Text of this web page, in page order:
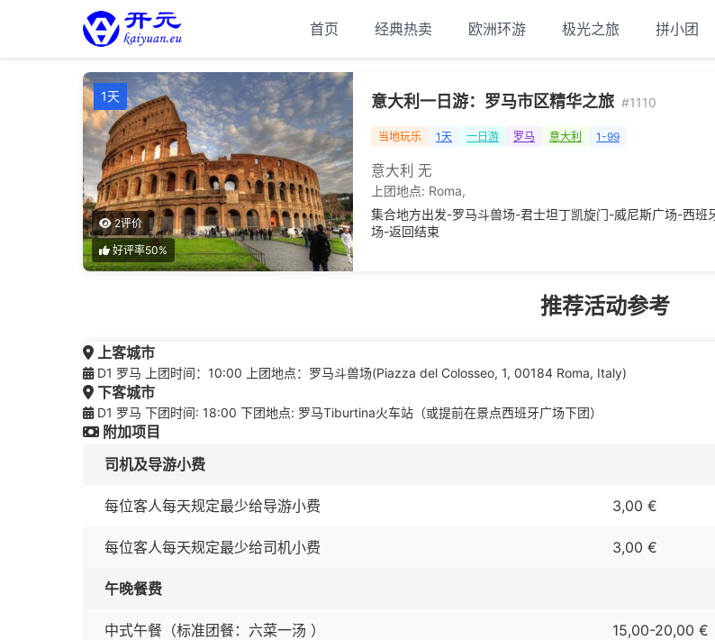
首页 经典热卖 欧洲环游 极光之旅 拼小团
1天
2评价
好评率50%
意大利一日游：罗马市区精华之旅 #1110
当地玩乐 1天 一日游 罗马 意大利 1-99
意大利 无
上团地点: Roma,
集合地方出发-罗马斗兽场-君士坦丁凯旋门-威尼斯广场-西
场-返回结束
推荐活动参考
上客城市
D1 罗马 上团时间：10:00 上团地点：罗马斗兽场(Piazza del Colosseo, 1, 00184 Roma, Italy)
下客城市
D1 罗马 下团时间: 18:00 下团地点: 罗马Tiburtina火车站（或提前在景点西班牙广场下团）
附加项目
司机及导游小费
每位客人每天规定最少给导游小费 3,00 €
每位客人每天规定最少给司机小费 3,00 €
午晚餐费
中式午餐（标准团餐：六菜一汤 ） 15,00-20,00 €